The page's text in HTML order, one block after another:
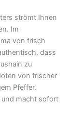
strömt Ihnen
Im
von frisch
dass
zu
von frischer
Pfeffer.
und macht sofort